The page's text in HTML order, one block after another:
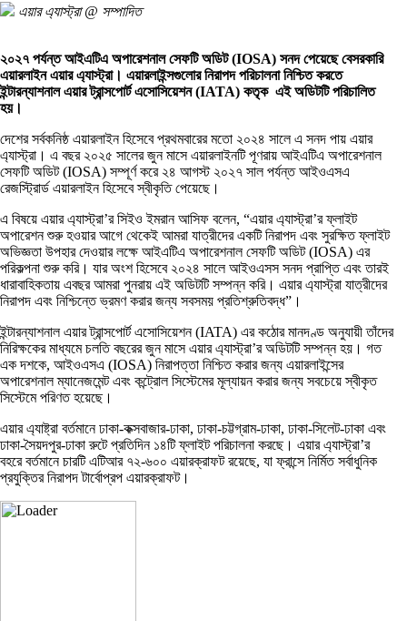
এয়ার এ্যাস্ট্রা @ সম্পাদিত
২০২৭ পর্যন্ত আইএটিএ অপারেশনাল সেফটি অডিট (IOSA) সনদ পেয়েছে বেসরকারি
এয়ারলাইন এয়ার এ্যাস্ট্রা। এয়ারলাইন্সগুলোর নিরাপদ পরিচালনা নিশ্চিত করতে
ইন্টারন্যাশনাল এয়ার ট্রান্সপোর্ট এসোসিয়েশন (IATA) কতৃক এই অডিটটি পরিচালিত
হয়।
দেশের সর্বকনিষ্ঠ এয়ারলাইন হিসেবে প্রথমবারের মতো ২০২৪ সালে এ সনদ পায় এয়ার
এ্যাস্ট্রা। এ বছর ২০২৫ সালের জুন মাসে এয়ারলাইনটি পূণরায় আইএটিএ অপারেশনাল
সেফটি অডিট (IOSA) সম্পূর্ণ করে ২৪ আগস্ট ২০২৭ সাল পর্যন্ত আইওএসএ
রেজস্ট্রিার্ড এয়ারলাইন হিসেবে স্বীকৃতি পেয়েছে।
এ বিষয়ে এয়ার এ্যাস্ট্রা’র সিইও ইমরান আসিফ বলেন, “এয়ার এ্যাস্ট্রা’র ফ্লাইট
অপারেশন শুরু হওয়ার আগে থেকেই আমরা যাত্রীদের একটি নিরাপদ এবং সুরক্ষিত ফ্লাইট
অভিজ্ঞতা উপহার দেওয়ার লক্ষে আইএটিএ অপারেশনাল সেফটি অডিট (IOSA) এর
পরিকল্পনা শুরু করি। যার অংশ হিসেবে ২০২৪ সালে আইওএসস সনদ প্রাপ্তি এবং তারই
ধারাবাহিকতায় এবছর আমরা পুনরায় এই অডিটটি সম্পন্ন করি। এয়ার এ্যাস্ট্রা যাত্রীদের
নিরাপদ এবং নিশ্চিন্তে ভ্রমণ করার জন্য সবসময় প্রতিশ্রুতিবদ্ধ”।
ইন্টারন্যাশনাল এয়ার ট্রান্সপোর্ট এসোসিয়েশন (IATA) এর কঠোর মানদণ্ড অনুযায়ী তাঁদের
নিরিক্ষকের মাধ্যমে চলতি বছরের জুন মাসে এয়ার এ্যাস্ট্রা’র অডিটটি সম্পন্ন হয়। গত
এক দশকে, আইওএসএ (IOSA) নিরাপত্তা নিশ্চিত করার জন্য এয়ারলাইন্সের
অপারেশনাল ম্যানেজমেন্ট এবং কন্ট্রোল সিস্টেমের মূল্যায়ন করার জন্য সবচেয়ে স্বীকৃত
সিস্টেমে পরিণত হয়েছে।
এয়ার এ্যাষ্ট্রা বর্তমানে ঢাকা-কক্সবাজার-ঢাকা, ঢাকা-চট্টগ্রাম-ঢাকা, ঢাকা-সিলেট-ঢাকা এবং
ঢাকা-সৈয়দপুর-ঢাকা রুটে প্রতিদিন ১৪টি ফ্লাইট পরিচালনা করছে। এয়ার এ্যাস্ট্রা’র
বহরে বর্তমানে চারটি এটিআর ৭২-৬০০ এয়ারক্রাফট রয়েছে, যা ফ্রান্সে নির্মিত সর্বাধুনিক
প্রযুক্তির নিরাপদ টার্বোপ্রপ এয়ারক্রাফট।